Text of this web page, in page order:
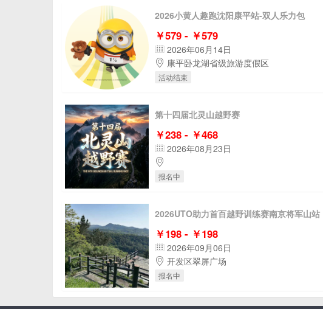
2026小黄人趣跑沈阳康平站-双人乐力包
￥579 - ￥579
2026年06月14日
康平卧龙湖省级旅游度假区
活动结束
第十四届北灵山越野赛
￥238 - ￥468
2026年08月23日
报名中
2026UTO助力首百越野训练赛南京将军山站
￥198 - ￥198
2026年09月06日
开发区翠屏广场
报名中